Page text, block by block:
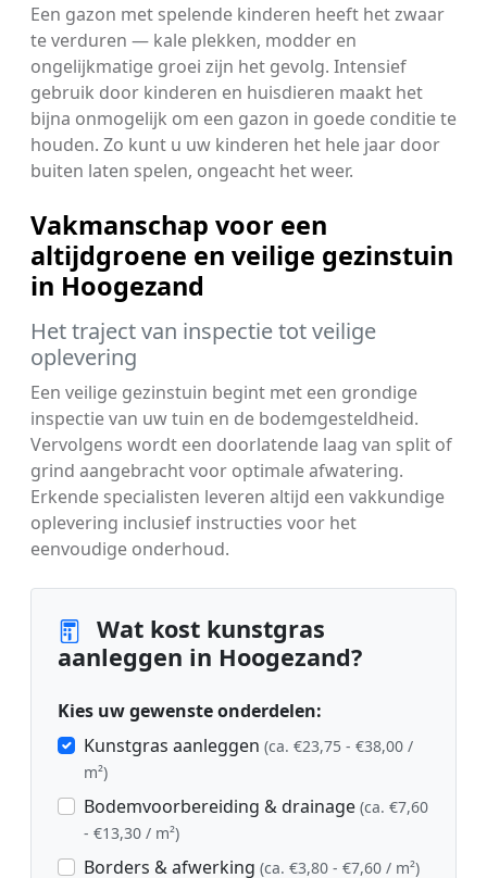
Een gazon met spelende kinderen heeft het zwaar
te verduren — kale plekken, modder en
ongelijkmatige groei zijn het gevolg. Intensief
gebruik door kinderen en huisdieren maakt het
bijna onmogelijk om een gazon in goede conditie te
houden. Zo kunt u uw kinderen het hele jaar door
buiten laten spelen, ongeacht het weer.
Vakmanschap voor een
altijdgroene en veilige gezinstuin
in Hoogezand
Het traject van inspectie tot veilige
oplevering
Een veilige gezinstuin begint met een grondige
inspectie van uw tuin en de bodemgesteldheid.
Vervolgens wordt een doorlatende laag van split of
grind aangebracht voor optimale afwatering.
Erkende specialisten leveren altijd een vakkundige
oplevering inclusief instructies voor het
eenvoudige onderhoud.
Wat kost kunstgras
aanleggen in Hoogezand?
Kies uw gewenste onderdelen:
Kunstgras aanleggen (ca. €23,75 - €38,00 /
m²)
Bodemvoorbereiding & drainage (ca. €7,60
- €13,30 / m²)
Borders & afwerking (ca. €3,80 - €7,60 / m²)